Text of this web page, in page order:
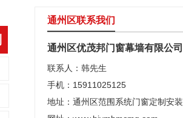
通州区联系我们
通州区优茂邦门窗幕墙有限公司
联系人：韩先生
手机：15911025125
地址：通州区范围系统门窗定制安装